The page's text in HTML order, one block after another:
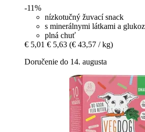
-11%
nízkotučný žuvací snack
s minerálnymi látkami a
plná chuť
€ 5,01 € 5,63 (€ 43,57 / kg)
Doručenie do 14. augusta